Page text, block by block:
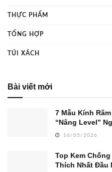
THỰC PHẨM
TỔNG HỢP
TÚI XÁCH
Bài viết mới
7 Mẫu Kính
“Nâng Level”
16/05/2026
Top Kem
Thích Nhất Đầu